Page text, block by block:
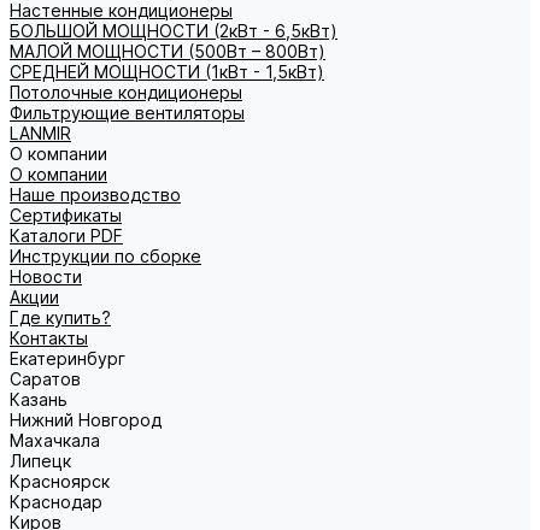
Настенные кондиционеры
БОЛЬШОЙ МОЩНОСТИ (2кВт - 6,5кВт)
МАЛОЙ МОЩНОСТИ (500Вт – 800Вт)
СРЕДНЕЙ МОЩНОСТИ (1кВт - 1,5кВт)
Потолочные кондиционеры
Фильтрующие вентиляторы
LANMIR
О компании
О компании
Наше производство
Сертификаты
Каталоги PDF
Инструкции по сборке
Новости
Акции
Где купить?
Контакты
Екатеринбург
Саратов
Казань
Нижний Новгород
Махачкала
Липецк
Красноярск
Краснодар
Киров